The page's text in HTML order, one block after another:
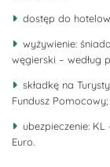
dostęp do
wyżywienie:
węgierski – według
składkę na
Fundusz Pomocowy;
ubezpieczenie:
Euro.